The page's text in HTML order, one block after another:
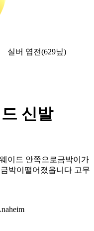
실버 엽전(629닢)
신발
이드 안쪽으로금박이가
박이떨어졌읍니다 고무